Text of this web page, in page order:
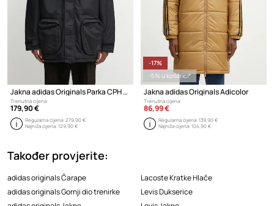
Jakna adidas Originals Parka CPH JKT
Trenutna cijena:
179,90 €
Regularna cijena:279,90 €
Najniža cijena:129,90 €
-17%
-5% u košarici*
Jakna adidas Originals Adicolor
Trenutna cijena:
86,99 €
Regularna cijena:139,90 €
Najniža cijena:104,90 €
Također provjerite:
adidas originals Čarape
adidas originals Gornji dio trenirke
Lacoste Kratke Hlače
Levis Dukserice